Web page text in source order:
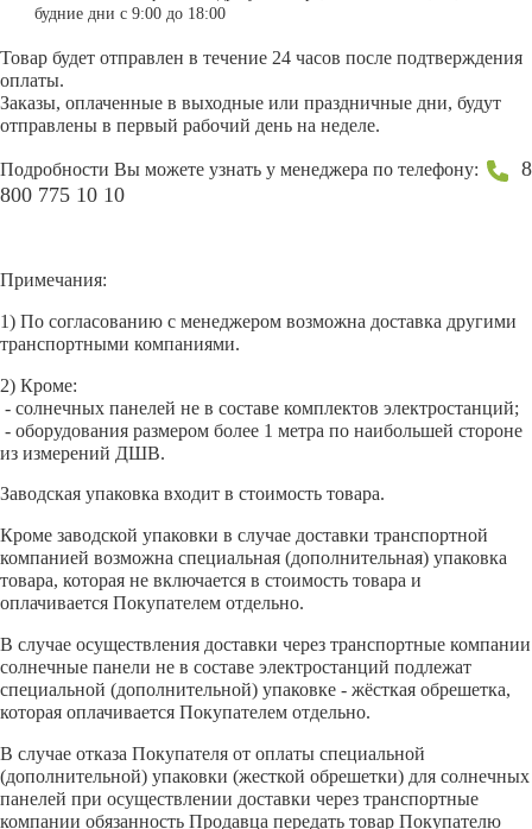
будние дни с 9:00 до 18:00
Товар будет отправлен в течение 24 часов после подтверждения
оплаты.
Заказы, оплаченные в выходные или праздничные дни, будут
отправлены в первый рабочий день на неделе.
Подробности Вы можете узнать у менеджера по телефону:
8
800 775 10 10
Примечания:
1) По согласованию с менеджером возможна доставка другими
транспортными компаниями.
2) Кроме:
- солнечных панелей не в составе комплектов электростанций;
- оборудования размером более 1 метра по наибольшей стороне
из измерений ДШВ.
Заводская упаковка входит в стоимость товара.
Кроме заводской упаковки в случае доставки транспортной
компанией возможна специальная (дополнительная) упаковка
товара, которая не включается в стоимость товара и
оплачивается Покупателем отдельно.
В случае осуществления доставки через транспортные компании
солнечные панели не в составе электростанций подлежат
специальной (дополнительной) упаковке - жёсткая обрешетка,
которая оплачивается Покупателем отдельно.
В случае отказа Покупателя от оплаты специальной
(дополнительной) упаковки (жесткой обрешетки) для солнечных
панелей при осуществлении доставки через транспортные
компании обязанность Продавца передать товар Покупателю